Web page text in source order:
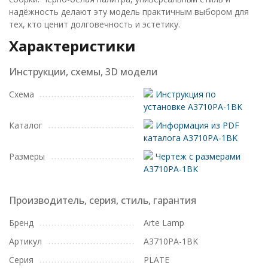
надёжность делают эту модель практичным выбором для
тех, кто ценит долговечность и эстетику.
Характеристики
Инструкции, схемы, 3D модели
Схема
Инструкция по
установке A3710PA-1BK
Каталог
Информация из PDF
каталога A3710PA-1BK
Размеры
Чертеж с размерами
A3710PA-1BK
Производитель, серия, стиль, гарантия
Бренд
Arte Lamp
Артикул
A3710PA-1BK
Серия
PLATE